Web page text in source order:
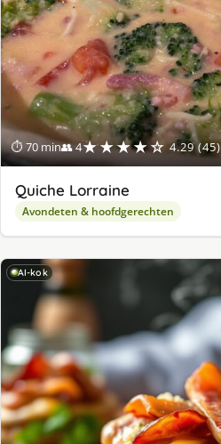
⏱ 70 min👥 4★★★★☆ 4.29 (45)
Quiche Lorraine
Avondeten & hoofdgerechten
AI-kok